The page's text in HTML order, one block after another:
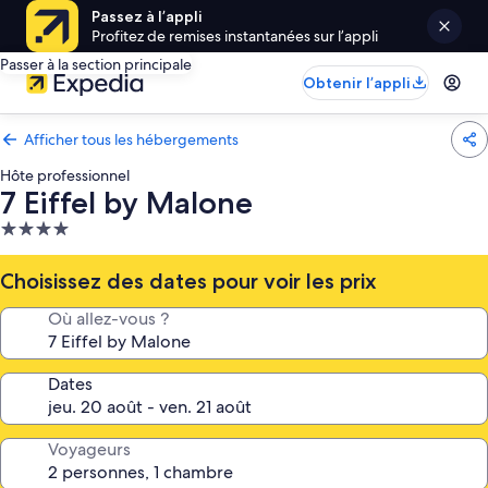
Passez à l’appli
Profitez de remises instantanées sur l’appli
Passer à la section principale
Obtenir l’appli
Afficher tous les hébergements
Hôte professionnel
7 Eiffel by Malone
Hébergement
4.0 étoiles
Choisissez des dates pour voir les prix
Où allez-vous ?
Dates
Voyageurs